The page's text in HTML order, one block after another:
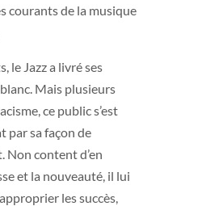
courants de la musique
le Jazz a livré ses
Mais plusieurs
ce public s’est
par sa façon de
Non content d’en
et la nouveauté, il lui
les succès,